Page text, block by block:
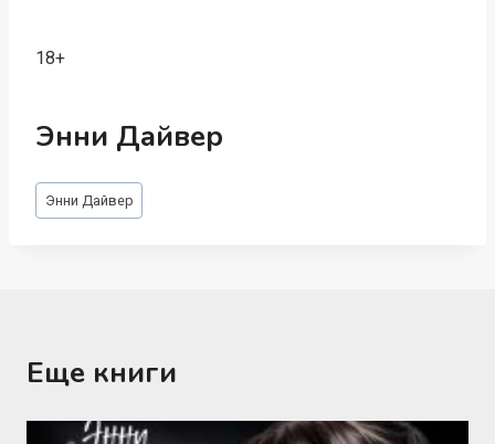
18+
Энни Дайвер
Метки
записи:
Энни Дайвер
Еще книги